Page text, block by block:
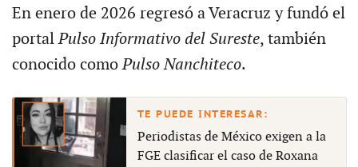
En enero de 2026 regresó a Veracruz y fundó el
portalPulso Informativo del Sureste, también
conocido comoPulso Nanchiteco.
Periodistas de México exigen a la
FGE clasificar el caso de Roxana